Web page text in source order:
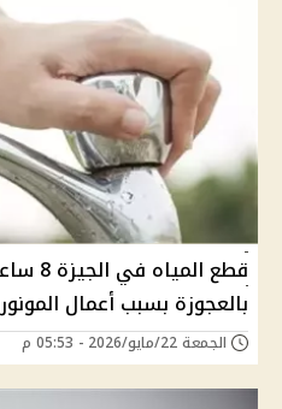
قطع
بالعجوزة بسبب أعمال
الجمعة 22/مايو/2026 - 05:53 م